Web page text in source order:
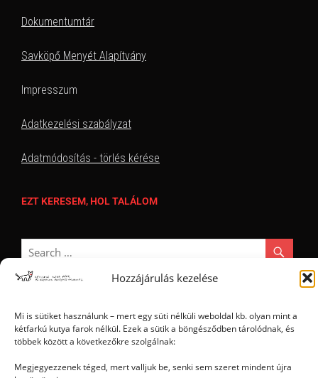
Hozzájárulás kezelése
Mi is sütiket használunk – mert egy süti nélküli weboldal kb. olyan mint a
kétfarkú kutya farok nélkül. Ezek a sütik a böngésződben tárolódnak, és
többek között a következőkre szolgálnak:
Megjegyezzenek téged, mert valljuk be, senki sem szeret mindent újra
Dokumentumtár
Savköpő Menyét Alapítvány
Impresszum
Adatkezelési szabályzat
Adatmódosítás - törlés kérése
EZT KERESEM, HOL TALÁLOM
Ⓒ 2006 - 2026 - Magyar Kétfarkú Kutya Párt - Minden jog fenntartva